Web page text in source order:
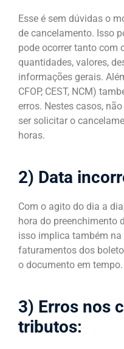
Esse é sem dúvidas o
de cancelamento. Isso
pode ocorrer tanto com
quantidades, valores,
informações gerais.
CFOP, CEST, NCM)
erros. Nestes casos,
ser solicitar o
horas.
2) Data
Com o agito do dia a
hora do preenchimento
isso implica também
faturamentos dos
o documento em tempo.
3) Erros nos
tributos: